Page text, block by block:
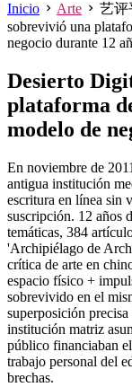
Inicio Arte 艺评
sobrevivió una
negocio durante 12
Desierto
plataforma
modelo de
En noviembre de
antigua institución
escritura en línea sin
suscripción. 12 años
temáticas, 384
'Archipiélago de
crítica de arte en
espacio físico +
sobrevivido en el
superposición
institución matriz
público financiaban
trabajo personal del
brechas.